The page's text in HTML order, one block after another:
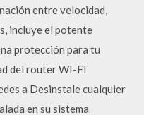
entre velocidad,
incluye el potente
protección para tu
del router WI-FI
a Desinstale cualquier
en su sistema